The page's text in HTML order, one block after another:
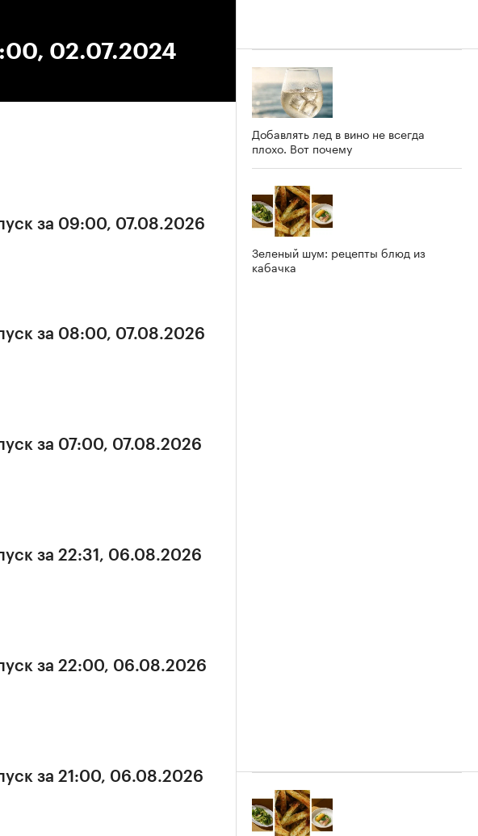
02.07.2024
за 09:00, 07.08.2026
за 08:00, 07.08.2026
за 07:00, 07.08.2026
за 22:31, 06.08.2026
за 22:00, 06.08.2026
за 21:00, 06.08.2026
Добавлять лед в вино не всегда
плохо. Вот почему
Зеленый шум: рецепты блюд из
кабачка